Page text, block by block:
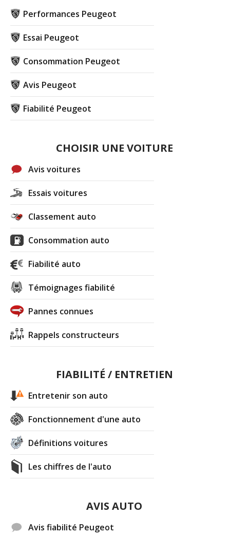
Performances Peugeot
Essai Peugeot
Consommation Peugeot
Avis Peugeot
Fiabilité Peugeot
CHOISIR UNE VOITURE
Avis voitures
Essais voitures
Classement auto
Consommation auto
Fiabilité auto
Témoignages fiabilité
Pannes connues
Rappels constructeurs
FIABILITÉ / ENTRETIEN
Entretenir son auto
Fonctionnement d'une auto
Définitions voitures
Les chiffres de l'auto
AVIS AUTO
Avis fiabilité Peugeot